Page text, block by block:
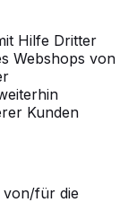
Hilfe Dritter
Webshops von
Kunden
von/für die